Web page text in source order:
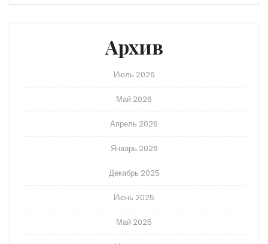
Архив
Июль 2026
Май 2026
Апрель 2026
Январь 2026
Декабрь 2025
Июнь 2025
Май 2025